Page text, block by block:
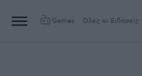
Games Όλες οι Ειδήσεις